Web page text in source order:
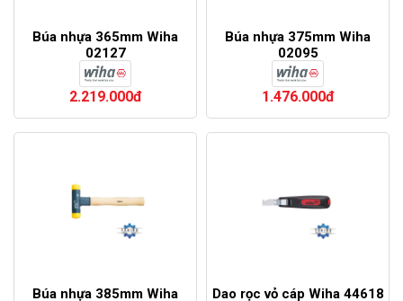
Búa nhựa 365mm Wiha
02127
2.219.000đ
Búa nhựa 375mm Wiha
02095
1.476.000đ
Búa nhựa 385mm Wiha
Dao rọc vỏ cáp Wiha 44618